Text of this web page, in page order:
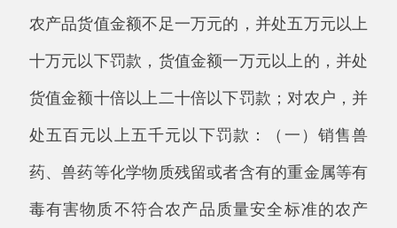
465101040002812（阿克陶县财政局）缴纳罚
（没）款。逾期不按规定缴纳罚款的，每日按罚
款数额的3%加处罚款。
行政复议；或者六个月内向阿克陶县人民法院提
起行政诉讼。行政复议和行政诉讼期间，本处罚